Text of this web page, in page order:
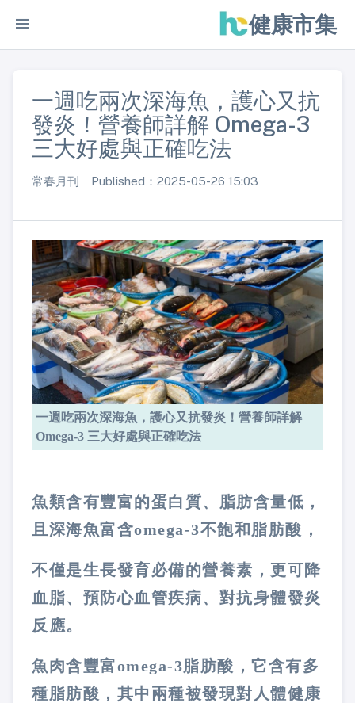
健康市集
一週吃兩次深海魚，護心又抗
發炎！營養師詳解 Omega-3
三大好處與正確吃法
常春月刊 Published：2025-05-26 15:03
一週吃兩次深海魚，護心又抗發炎！營養師詳解
Omega-3 三大好處與正確吃法
魚類含有豐富的蛋白質、脂肪含量低，
且深海魚富含omega-3不飽和脂肪酸，
不僅是生長發育必備的營養素，更可降
血脂、預防心血管疾病、對抗身體發炎
反應。
魚肉含豐富omega-3脂肪酸，它含有多
種脂肪酸，其中兩種被發現對人體健康